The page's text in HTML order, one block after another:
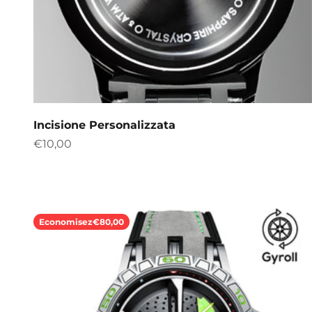
Incisione Personalizzata
Prix de vente
€10,00
Economisez€80,00